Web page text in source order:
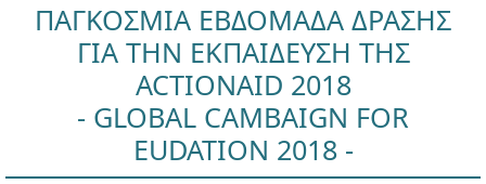
ΠΑΓΚΟΣΜΙΑ ΕΒΔΟΜΑΔΑ ΔΡΑΣΗΣ
ΓΙΑ ΤΗΝ ΕΚΠΑΙΔΕΥΣΗ ΤΗΣ
ACTIONAID 2018
- GLOBAL CAMBAIGN FOR
EUDATION 2018 -